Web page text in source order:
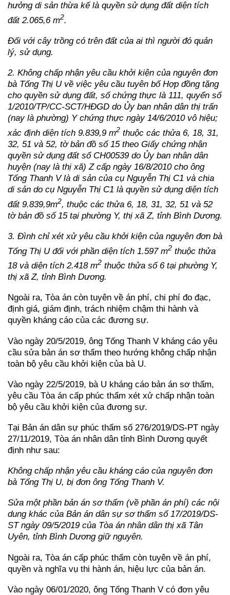
hưởng di sản thừa kế là quyền sử dụng đất diện tích
đất 2.065,6 m2.
Đối với cây trồng có trên đất của ai thì người đó quản
lý, sử dụng.
2. Không chấp nhận yêu cầu khởi kiện của nguyên đơn
bà Tống Thị U về việc yêu cầu tuyên bố Hợp đồng tặng
cho quyền sử dụng đất, số chứng thực là 111, quyển số
1/2010/TP/CC-SCT/HĐGD do Ủy ban nhân dân thị trấn
(nay là phường) Y chứng thực ngày 14/6/2010 vô hiệu;
xác định diện tích 9.839,9 m2 thuộc các thửa 6, 18, 31,
32, 51 và 52, tờ bản đồ số 15 theo Giấy chứng nhận
quyền sử dụng đất số CH00539 do Ủy ban nhân dân
huyện (nay là thị xã) Z cấp ngày 16/8/2010 cho ông
Tống Thanh V là di sản của cụ Nguyễn Thị C1 và chia
di sản do cụ Nguyễn Thị C1 là quyền sử dụng diện tích
đất 9.839,9m2, thuộc các thửa 6, 18, 31, 32, 51 và 52
tờ bản đồ số 15 tại phường Y, thị xã Z, tỉnh Bình Dương.
3. Đình chỉ xét xử yêu cầu khởi kiện của nguyên đơn bà
Tống Thị U đối với phần diện tích 1.597 m2 thuộc thửa
18 và diện tích 2.418 m2 thuộc thửa số 6 tại phường Y,
thị xã Z, tỉnh Bình Dương.
Ngoài ra, Tòa án còn tuyên về án phí, chi phí đo đạc,
định giá, giám định, trách nhiệm chậm thi hành và
quyền kháng cáo của các đương sự.
Vào ngày 20/5/2019, ông Tống Thanh V kháng cáo yêu
cầu sửa bản án sơ thẩm theo hướng không chấp nhận
toàn bộ yêu cầu khởi kiện của bà U.
Vào ngày 22/5/2019, bà U kháng cáo bản án sơ thẩm,
yêu cầu Tòa án cấp phúc thẩm xét xử chấp nhận toàn
bộ yêu cầu khởi kiện của đương sự.
Tại Bản án dân sự phúc thẩm số 276/2019/DS-PT ngày
27/11/2019, Tòa án nhân dân tỉnh Bình Dương quyết
định như sau:
Không chấp nhận yêu cầu kháng cáo của nguyên đơn
bà Tống Thị U, bị đơn ông Tống Thanh V.
Sửa một phần bản án sơ thẩm (về phần án phí) các nội
dung khác của Bản án dân sự sơ thẩm số 17/2019/DS-
ST ngày 09/5/2019 của Tòa án nhân dân thị xã Tân
Uyên, tỉnh Bình Dương giữ nguyên.
Ngoài ra, Tòa án cấp phúc thẩm còn tuyên về án phí,
quyền và nghĩa vụ thi hành án, hiệu lực của bản án.
Vào ngày 06/01/2020, ông Tống Thanh V có đơn yêu